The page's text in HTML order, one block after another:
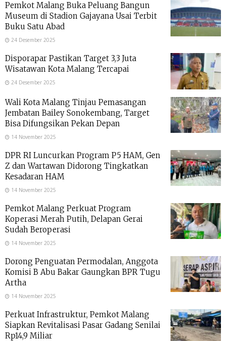
Pemkot Malang Buka Peluang Bangun
Museum di Stadion Gajayana Usai Terbit
Buku Satu Abad
24 Desember 2025
Disporapar Pastikan Target 3,3 Juta
Wisatawan Kota Malang Tercapai
24 Desember 2025
Wali Kota Malang Tinjau Pemasangan
Jembatan Bailey Sonokembang, Target
Bisa Difungsikan Pekan Depan
14 November 2025
DPR RI Luncurkan Program P5 HAM, Gen
Z dan Wartawan Didorong Tingkatkan
Kesadaran HAM
14 November 2025
Pemkot Malang Perkuat Program
Koperasi Merah Putih, Delapan Gerai
Sudah Beroperasi
14 November 2025
Dorong Penguatan Permodalan, Anggota
Komisi B Abu Bakar Gaungkan BPR Tugu
Artha
14 November 2025
Perkuat Infrastruktur, Pemkot Malang
Siapkan Revitalisasi Pasar Gadang Senilai
Rp14,9 Miliar